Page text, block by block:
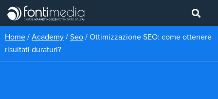
Home / Academy / Seo / Ottimizzazione SEO: come ottenere
risultati duraturi?